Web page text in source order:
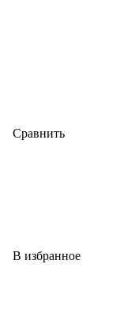
Сравнить
В избранное